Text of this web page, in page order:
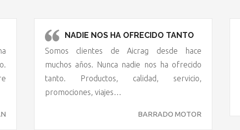
NADIE NOS HA OFRECIDO TANTO
Somos clientes de Aicrag desde hace
muchos años. Nunca nadie nos ha ofrecido
tanto. Productos, calidad, servicio,
promociones, viajes…
BARRADO MOTOR